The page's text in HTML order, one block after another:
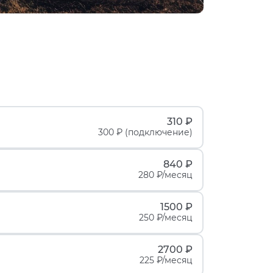
310 ₽
300 ₽ (подключение)
840 ₽
280 ₽/месяц
1500 ₽
250 ₽/месяц
2700 ₽
225 ₽/месяц